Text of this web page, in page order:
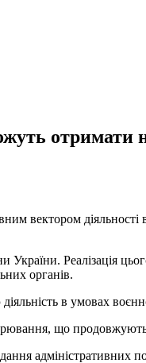
отримати
вектором
Реалізація
органів.
в умовах
що
адміністративних